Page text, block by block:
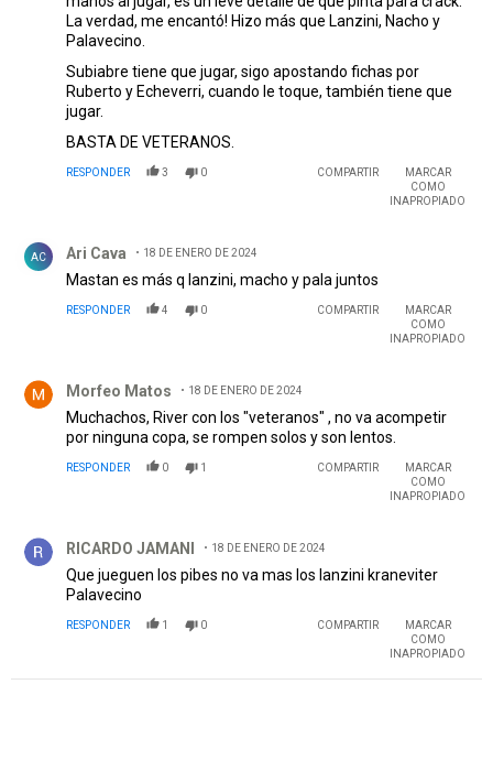
La verdad, me encantó! Hizo más que Lanzini, Nacho y
Palavecino.
Subiabre tiene que jugar, sigo apostando fichas por
Ruberto y Echeverri, cuando le toque, también tiene que
jugar.
BASTA DE VETERANOS.
RESPONDER 3 0 COMPARTIR
MARCAR
COMO
INAPROPIADO
AC Ari Cava 18 DE ENERO DE 2024
Mastan es más q lanzini, macho y pala juntos
RESPONDER 4 0 COMPARTIR
MARCAR
COMO
INAPROPIADO
Morfeo Matos 18 DE ENERO DE 2024
Muchachos, River con los "veteranos" , no va acompetir
por ninguna copa, se rompen solos y son lentos.
RESPONDER 0 1 COMPARTIR
MARCAR
COMO
INAPROPIADO
RICARDO JAMANI 18 DE ENERO DE 2024
Que jueguen los pibes no va mas los lanzini kraneviter
Palavecino
RESPONDER 1 0 COMPARTIR
MARCAR
COMO
INAPROPIADO